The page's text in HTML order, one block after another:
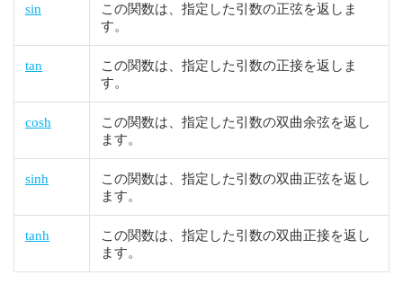
sin
この関数は、指定した引数の正弦を返しま
す。
tan
この関数は、指定した引数の正接を返しま
す。
cosh
この関数は、指定した引数の双曲余弦を返し
ます。
sinh
この関数は、指定した引数の双曲正弦を返し
ます。
tanh
この関数は、指定した引数の双曲正接を返し
ます。